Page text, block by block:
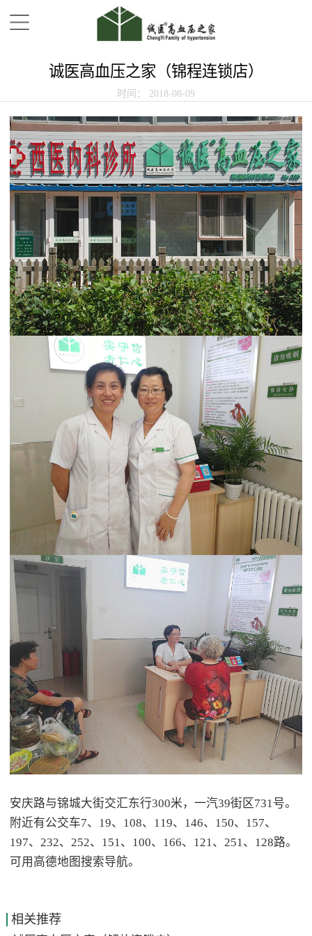
诚医高血压之家（锦程连锁店）
时间： 2018-08-09
安庆路与锦城大街交汇东行300米，一汽39街区731号。
附近有公交车7、19、108、119、146、150、157、
197、232、252、151、100、166、121、251、128路。
可用高德地图搜索导航。
相关推荐